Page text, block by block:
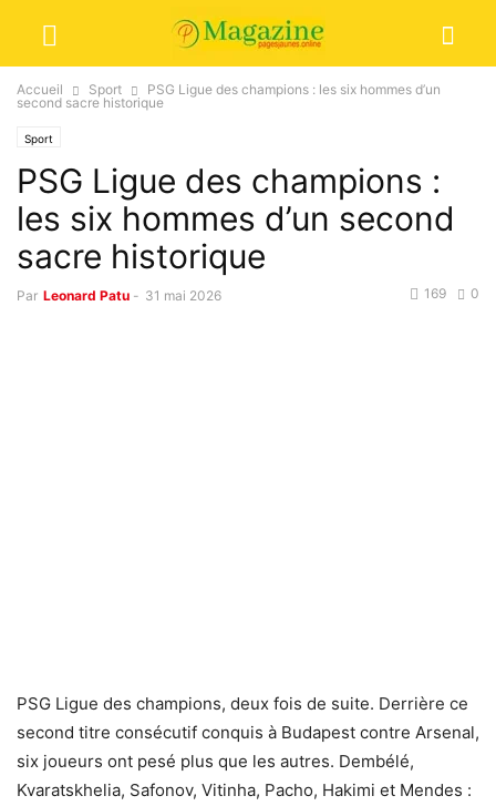
Accueil Sport
PSG Ligue des champions : les six hommes d’un
second sacre historique
Sport
PSG Ligue des champions :
les six hommes d’un second
sacre historique
Par Leonard Patu - 31 mai 2026 0
169
PSG Ligue des champions, deux fois de suite. Derrière ce
second titre consécutif conquis à Budapest contre Arsenal,
six joueurs ont pesé plus que les autres. Dembélé,
Kvaratskhelia, Safonov, Vitinha, Pacho, Hakimi et Mendes :